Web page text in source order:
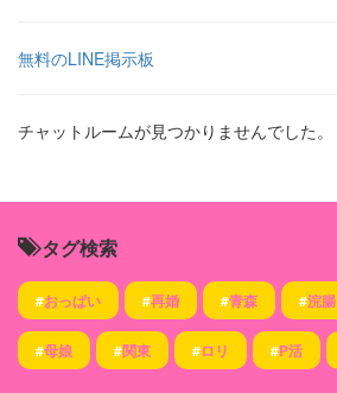
無料のLINE掲示板
チャットルームが見つかりませんでした。
タグ検索
#おっぱい #再婚 #青森 #浣腸
#母娘 #関東 #ロリ #P活